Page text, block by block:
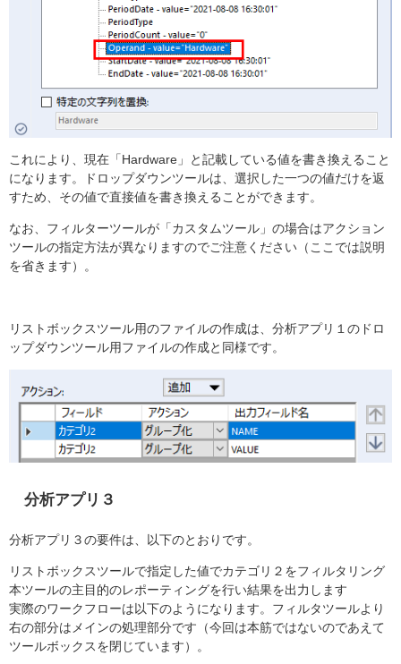
これにより、現在「Hardware」と記載している値を書き換えること
になります。ドロップダウンツールは、選択した一つの値だけを返
すため、その値で直接値を書き換えることができます。
なお、フィルターツールが「カスタムツール」の場合はアクション
ツールの指定方法が異なりますのでご注意ください（ここでは説明
を省きます）。
リストボックスツール用のファイルの作成は、分析アプリ１のドロ
ップダウンツール用ファイルの作成と同様です。
分析アプリ３
分析アプリ３の要件は、以下のとおりです。
リストボックスツールで指定した値でカテゴリ２をフィルタリング
本ツールの主目的のレポーティングを行い結果を出力します
実際のワークフローは以下のようになります。フィルタツールより
右の部分はメインの処理部分です（今回は本筋ではないのであえて
ツールボックスを閉じています）。